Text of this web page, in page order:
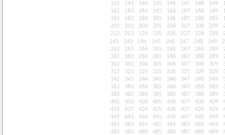
142
143 144 145 146 147 148 149
162
163 164 165 166 167 168 169
182
183 184 185 186 187 188 189
202
203 204 205 206 207 208 209
222
223 224 225 226 227 228 229
242
243 244 245 246 247 248 249
262
263 264 265 266 267 268 269
282
283 284 285 286 287 288 289
302
303 304 305 306 307 308 309
322
323 324 325 326 327 328 329
342
343 344 345 346 347 348 349
362
363 364 365 366 367 368 369
382
383 384 385 386 387 388 389
402
403 404 405 406 407 408 409
422
423 424 425 426 427 428 429
442
443 444 445 446 447 448 449
462
463 464 465 466 467 468 469
482
483 484 485 486 487 488 489